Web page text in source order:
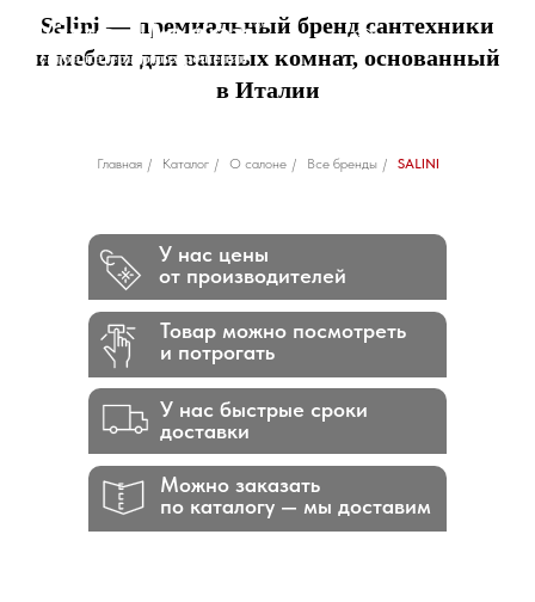
Salini — премиальный бренд сантехники
и мебели для ванных комнат, основанный
в Италии
Главная / Каталог / О салоне / Все бренды / SALINI
Можно заказать
по каталогу — мы доставим
У нас быстрые сроки
доставки
Товар можно посмотреть
и потрогать
У нас цены
от производителей